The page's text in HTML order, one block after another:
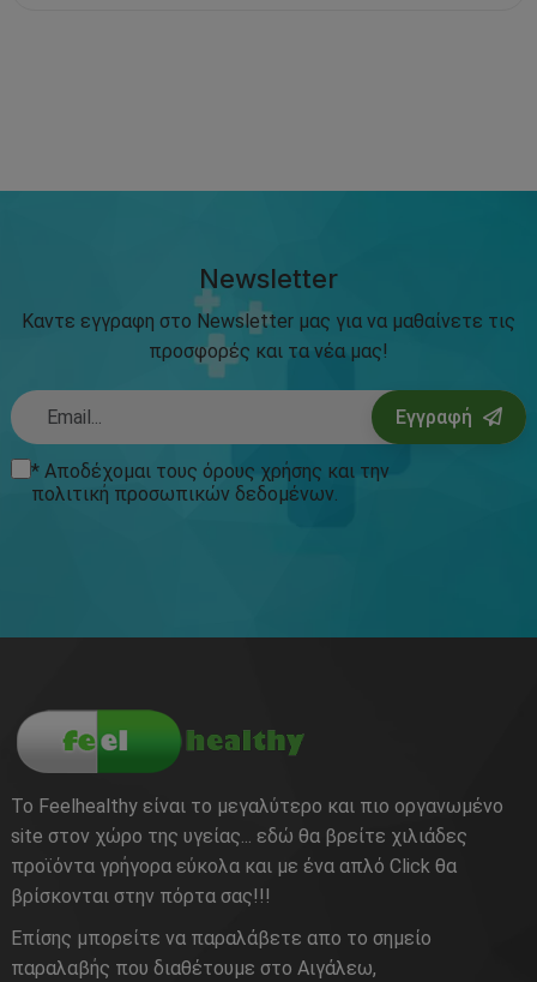
Newsletter
Καντε εγγραφη στο Newsletter μας για να μαθαίνετε τις
προσφορές και τα νέα μας!
Εγγραφή
* Αποδέχομαι τους όρους χρήσης και την
πολιτική προσωπικών δεδομένων.
Το Feelhealthy είναι το μεγαλύτερο και πιο οργανωμένο
site στον χώρο της υγείας... εδώ θα βρείτε χιλιάδες
προϊόντα γρήγορα εύκολα και με ένα απλό Click θα
βρίσκονται στην πόρτα σας!!!
Επίσης μπορείτε να παραλάβετε απο το σημείο
παραλαβής που διαθέτουμε στο Αιγάλεω,